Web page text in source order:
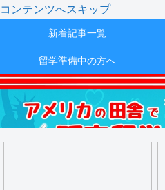
コンテンツへスキップ
新着記事一覧
留学準備中の方へ